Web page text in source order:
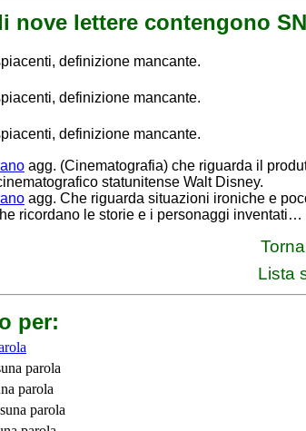
nove lettere contengono
definizione mancante.
definizione mancante.
definizione mancante.
agg. (Cinematografia) che riguarda il
statunitense Walt Disney.
agg. Che riguarda situazioni ironiche e
ricordano le storie e i personaggi inventati…
Lista
per:
parola
parola
parola